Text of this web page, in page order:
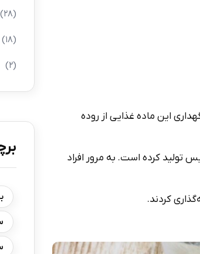
این ماده غذایی از روده
نوعی سوسیس تولید کرده است. به مرور افراد
کردند.
(28)
(18)
(2)